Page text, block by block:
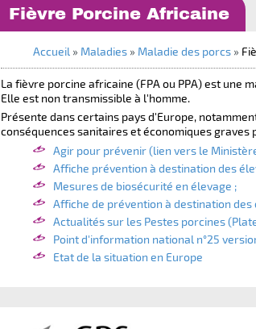
Fièvre Porcine Africaine
Accueil » Maladies » Maladie des porcs »
La fièvre porcine africaine (FPA ou PPA) est une
Elle est non transmissible à l'homme.
Présente dans certains pays d'Europe,
conséquences sanitaires et économiques graves
Agir pour prévenir (lien vers le
Affiche prévention à destination des
Mesures de biosécurité en élevage ;
Affiche de prévention à destination des
Actualités sur les Pestes porcines
Point d'information national n°25
Etat de la situation en Europe